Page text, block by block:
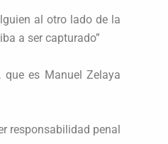
al otro lado de la
a ser capturado”
es Manuel Zelaya
responsabilidad penal